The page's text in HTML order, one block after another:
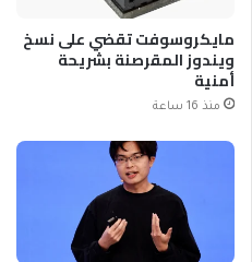
مايكروسوفت تقضي على نسخ
ويندوز المقرصنة بشريحة
أمنية
منذ 16 ساعة